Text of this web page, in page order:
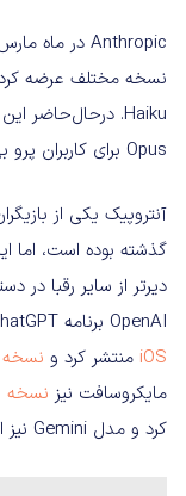
Opus برای کاربران پرو بهره می‌برد.
آنتروپیک یکی از
گذشته بوده است، اما
دیرتر از سایر رقبا در
OpenAI برنامه ChatGPT خود را در اردیبهشت‌ماه سال گذشته
iOS منتشر کرد و نسخه
مایکروسافت نیز نسخه iOS هوش مصنوعی Copilot
کرد و مدل Gemini نیز از طریق برنامه گوگل در آیفون در دسترس است.